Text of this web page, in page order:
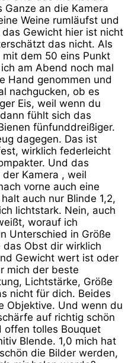
an die Kamera
Weine rumläufst und
Gewicht hier ist nicht
das nicht. Als
dem 50 eins Punkt
am Abend noch mal
Hand genommen und
nachgucken, ob es
Eis, weil wenn du
fühlt sich das
fünfunddreißiger.
dagegen. Das ist
wirklich federleicht
Und das
Kamera , weil
vorne auch eine
auch nur Blinde 1,2,
lichtstark. Nein, auch
worauf ich
Unterschied in Größe
Obst dir wirklich
Gewicht wert ist oder
mich der beste
Lichtstärke, Größe
nicht für dich. Beides
Objektive. Und wenn du
auf richtig schön
offen tolles Bouquet
Blende. 1,0 mich hat
die Bilder werden,